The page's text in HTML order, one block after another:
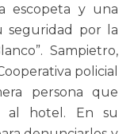
escopeta y una
seguridad por la
Sampietro,
policial
persona que
al hotel. En su